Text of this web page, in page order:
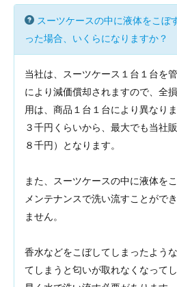
スーツケースの中に液体をこぼ
った場合、いくらになりますか？
当社は、スーツケース１台１台を
により減価償却されますので、全
用は、商品１台１台により異なりま
３千円くらいから、最大でも当社
８千円）となります。
また、スーツケースの中に液体を
メンテナンスで洗い流すことがで
ません。
香水などをこぼしてしまったよう
てしまうと匂いが取れなくなって